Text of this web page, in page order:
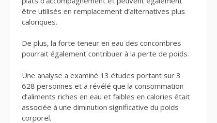
être utilisés en remplacement d’alternatives plus
caloriques.
De plus, la forte teneur en eau des concombres
pourrait également contribuer à la perte de poids.
Une analyse a examiné 13 études portant sur 3
628 personnes et a révélé que la consommation
d’aliments riches en eau et faibles en calories était
associée à une diminution significative du poids
corporel.